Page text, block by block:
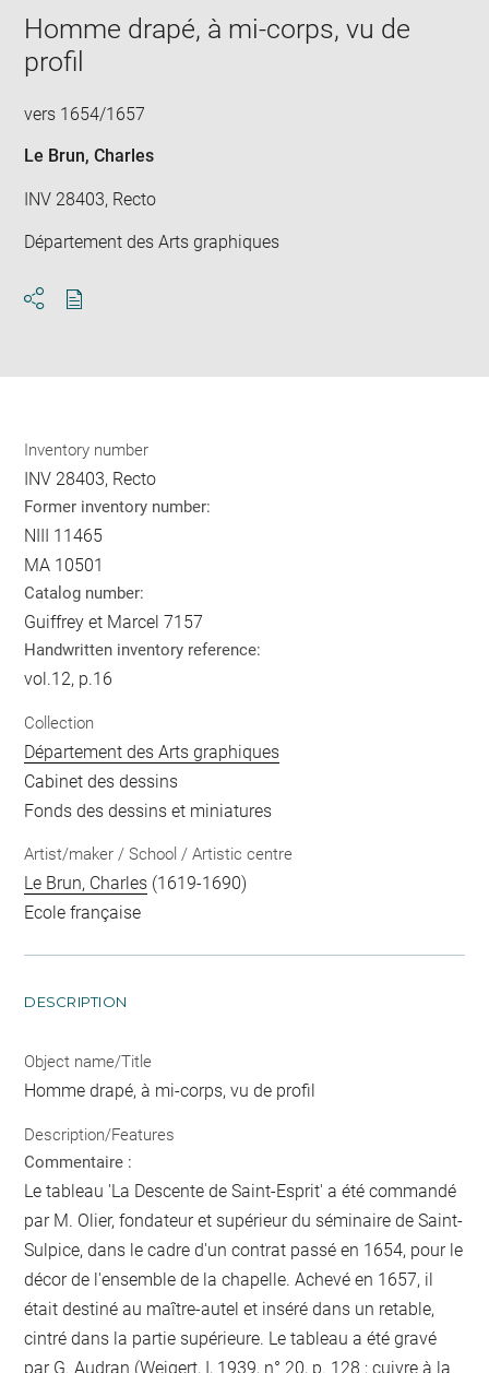
window
Homme drapé, à mi-corps, vu de
profil
vers 1654/1657
Le Brun, Charles
INV 28403, Recto
Département des Arts graphiques
Inventory number
INV 28403, Recto
Former inventory number:
NIII 11465
MA 10501
Catalog number:
Guiffrey et Marcel 7157
Handwritten inventory reference:
vol.12, p.16
Collection
Département des Arts graphiques
Cabinet des dessins
Fonds des dessins et miniatures
Artist/maker / School / Artistic centre
Le Brun, Charles (1619-1690)
Ecole française
DESCRIPTION
Object name/Title
Homme drapé, à mi-corps, vu de profil
Description/Features
Commentaire :
Le tableau 'La Descente de Saint-Esprit' a été commandé
par M. Olier, fondateur et supérieur du séminaire de Saint-
Sulpice, dans le cadre d'un contrat passé en 1654, pour le
décor de l'ensemble de la chapelle. Achevé en 1657, il
était destiné au maître-autel et inséré dans un retable,
cintré dans la partie supérieure. Le tableau a été gravé
par G. Audran (Weigert, I, 1939, n° 20, p. 128 ; cuivre à la